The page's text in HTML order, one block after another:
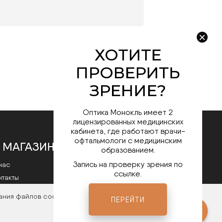
файлов cookies. Чтобы ознакомиться с нашими
Оптика Монокль имеет 2
лицензированных медицинских
кабинета, где работают врачи-
офтальмологи с медицинским
образованием.
Запись на проверку зрения по
ссылке.
ПЕРЕЙТИ
Мы в соц.сетях